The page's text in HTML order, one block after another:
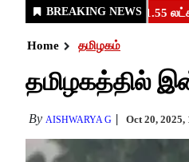
Home தமிழகம்
தமிழகத்தில்
By AISHWARYA G Oct 20, 2025,